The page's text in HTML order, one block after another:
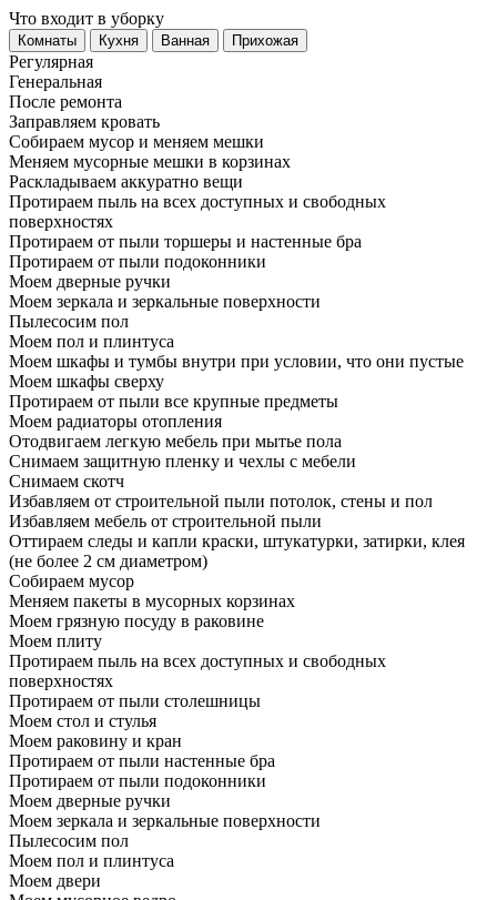
Что входит в уборку
Регу­лярная
Гене­ральная
После ремонта
Заправляем кровать
Собираем мусор и меняем мешки
Меняем мусорные мешки в корзинах
Раскладываем аккуратно вещи
Протираем пыль на всех доступных и свободных
поверхностях
Протираем от пыли торшеры и настенные бра
Протираем от пыли подоконники
Моем дверные ручки
Моем зеркала и зеркальные поверхности
Пылесосим пол
Моем пол и плинтуса
Моем шкафы и тумбы внутри при условии, что они пустые
Моем шкафы сверху
Протираем от пыли все крупные предметы
Моем радиаторы отопления
Отодвигаем легкую мебель при мытье пола
Снимаем защитную пленку и чехлы с мебели
Снимаем скотч
Избавляем от строительной пыли потолок, стены и пол
Избавляем мебель от строительной пыли
Оттираем следы и капли краски, штукатурки, затирки, клея
(не более 2 см диаметром)
Собираем мусор
Меняем пакеты в мусорных корзинах
Моем грязную посуду в раковине
Моем плиту
Протираем пыль на всех доступных и свободных
поверхностях
Протираем от пыли столешницы
Моем стол и стулья
Моем раковину и кран
Протираем от пыли настенные бра
Протираем от пыли подоконники
Моем дверные ручки
Моем зеркала и зеркальные поверхности
Пылесосим пол
Моем пол и плинтуса
Моем двери